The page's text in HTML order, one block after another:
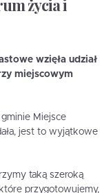
życia i
wzięła udział
miejscowym
Miejsce
jest to wyjątkowe
taką szeroką
przygotowujemy,